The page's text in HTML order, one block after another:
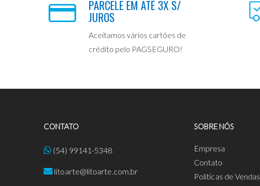
PARCELE EM ATÉ 3X S/
JUROS
Aceitamos vários cartões de
crédito pelo PAGSEGURO!
CONTATO
(54) 99141-5348
litoarte@litoarte.com.br
SOBRE NÓS
Empresa
Contato
Políticas de Vendas